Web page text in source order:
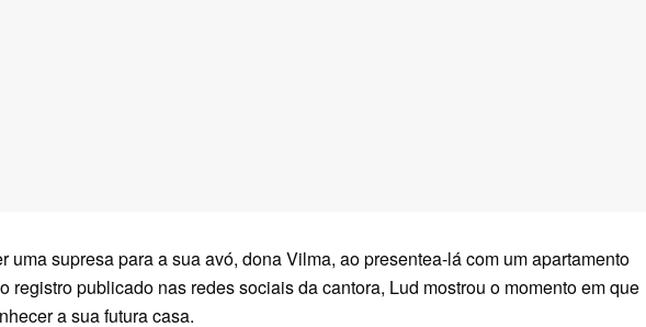
uma supresa para a sua avó, dona Vilma, ao presentea-lá com um apartamento
registro publicado nas redes sociais da cantora, Lud mostrou o momento em que
a sua futura casa.